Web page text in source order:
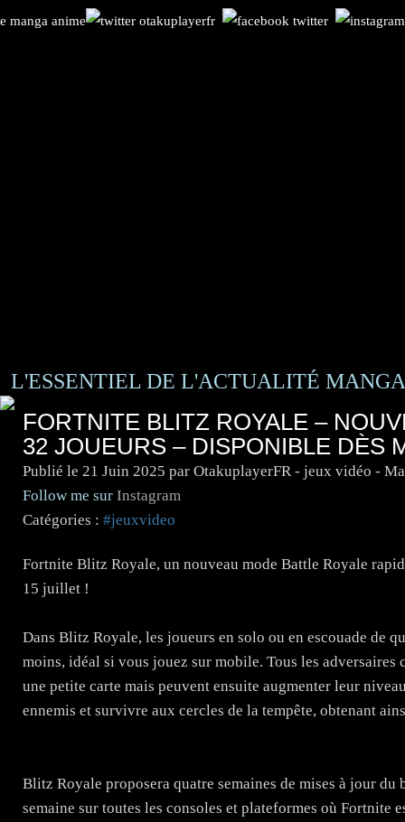
L'ESSENTIEL DE L'ACTUALITÉ
FORTNITE BLITZ ROYALE –
32 JOUEURS – DISPONIBLE DÈS
Publié le 21 Juin 2025 par OtakuplayerFR - jeux vidéo -
Follow me sur Instagram
Catégories : #jeuxvideo
Fortnite Blitz Royale, un nouveau mode Battle Royale
15 juillet !
Dans Blitz Royale, les joueurs en solo ou en escouade de
moins, idéal si vous jouez sur mobile. Tous les adversaires
une petite carte mais peuvent ensuite augmenter leur
ennemis et survivre aux cercles de la tempête, obtenant
Blitz Royale proposera quatre semaines de mises à jour
semaine sur toutes les consoles et plateformes où Fortnite